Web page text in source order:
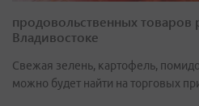
продовольственных товаров
Владивостоке
Свежая зелень, картофель,
можно будет найти на торговых